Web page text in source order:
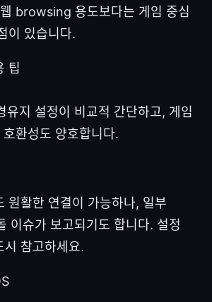
browsing 용도보다는 게임 중심
이 있습니다.
팁
유지 설정이 비교적 간단하고, 게임
호환성도 양호합니다.
원활한 연결이 가능하나, 일부
이슈가 보고되기도 합니다. 설정
시 참고하세요.